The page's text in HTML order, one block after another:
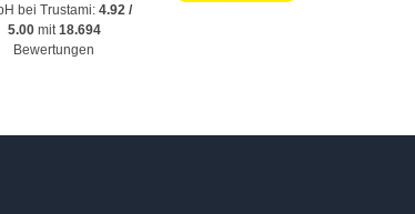
bei Trustami:4.92 /
5.00mit 18.694
Bewertungen